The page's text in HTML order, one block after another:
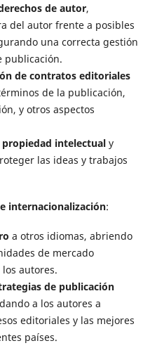
de autor,
del autor frente a posibles
una correcta gestión
publicación.
de contratos editoriales
de la publicación,
y otros aspectos
intelectualy
las ideas y trabajos
internacionalización:
a otros idiomas, abriendo
de mercado
autores.
de publicación
a los autores a
editoriales y las mejores
países.